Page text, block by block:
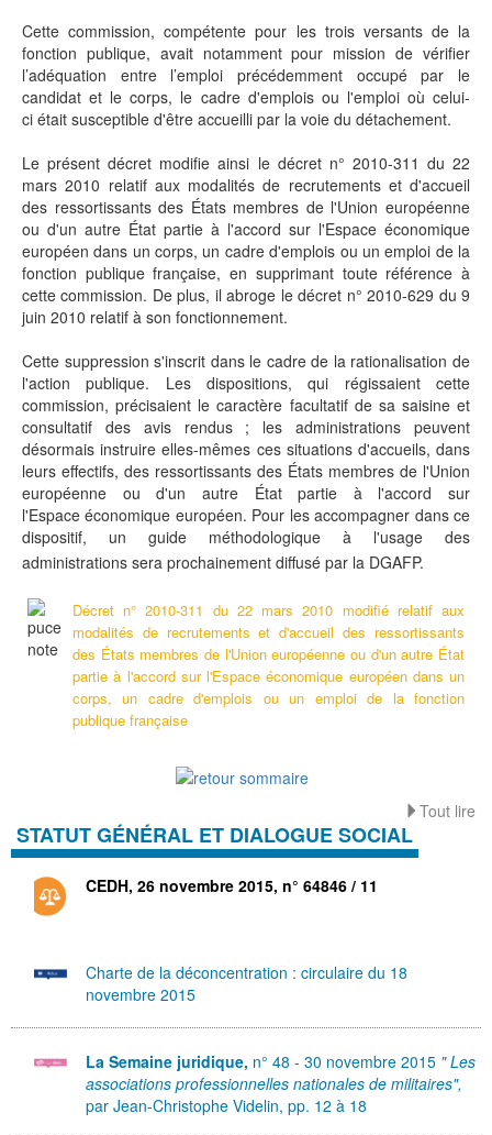
Cette commission, compétente pour les trois versants de la
fonction publique, avait notamment pour mission de vérifier
l’adéquation entre l’emploi précédemment occupé par le
candidat et le corps, le cadre d'emplois ou l'emploi où celui-
ci était susceptible d'être accueilli par la voie du détachement.
Le présent décret modifie ainsi le décret n° 2010-311 du 22
mars 2010 relatif aux modalités de recrutements et d'accueil
des ressortissants des États membres de l'Union européenne
ou d'un autre État partie à l'accord sur l'Espace économique
européen dans un corps, un cadre d'emplois ou un emploi de la
fonction publique française, en supprimant toute référence à
cette commission. De plus, il abroge le décret n° 2010-629 du 9
juin 2010 relatif à son fonctionnement.
Cette suppression s'inscrit dans le cadre de la rationalisation de
l'action publique. Les dispositions, qui régissaient cette
commission, précisaient le caractère facultatif de sa saisine et
consultatif des avis rendus ; les administrations peuvent
désormais instruire elles-mêmes ces situations d'accueils, dans
leurs effectifs, des ressortissants des États membres de l'Union
européenne ou d'un autre État partie à l'accord sur
l'Espace économique européen. Pour les accompagner dans ce
dispositif, un guide méthodologique à l'usage des
administrations sera prochainement diffusé par la DGAFP.
Décret n° 2010-311 du 22 mars 2010 modifié relatif aux
modalités de recrutements et d'accueil des ressortissants
des États membres de l'Union européenne ou d'un autre État
partie à l'accord sur l'Espace économique européen dans un
corps, un cadre d'emplois ou un emploi de la fonction
publique française
Tout lire
STATUT GÉNÉRAL ET DIALOGUE SOCIAL
CEDH, 26 novembre 2015, n° 64846 / 11
Charte de la déconcentration : circulaire du 18
novembre 2015
La Semaine juridique, n° 48 - 30 novembre 2015 " Les
associations professionnelles nationales de militaires",
par Jean-Christophe Videlin, pp. 12 à 18